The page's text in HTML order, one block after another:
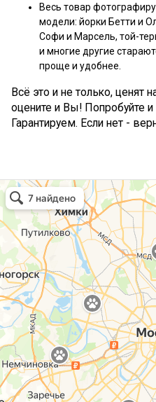
Весь товар
модели: йорки Бетти и
Софи и Марсель, той-
и многие другие
проще и удобнее.
Всё это и не только, ценят
оцените и Вы! Попробуйте
Гарантируем. Если нет -